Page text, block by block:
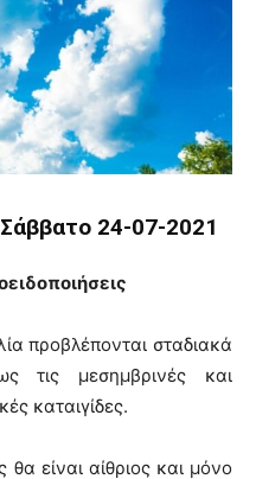
24-07-2021
προβλέπονται σταδιακά
τις μεσημβρινές και
καταιγίδες.
είναι αίθριος και μόνο